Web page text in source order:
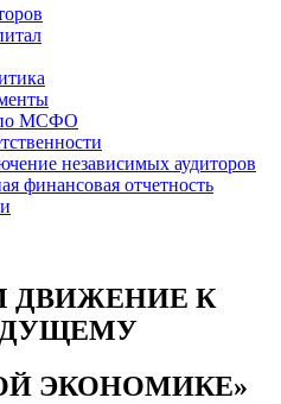
по МСФО
независимых аудиторов
финансовая отчетность
ДВИЖЕНИЕ К
ЭКОНОМИКЕ»